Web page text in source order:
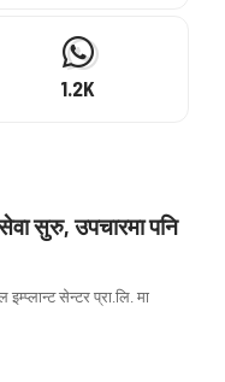
1.2K
सुरु, उपचारमा पनि
सेन्टर प्रा.लि. मा